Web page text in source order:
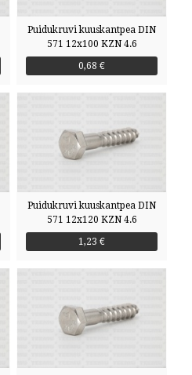
Puidukruvi kuuskantpea DIN
571 12x100 KZN 4.6
0,68 €
Puidukruvi kuuskantpea DIN
571 12x120 KZN 4.6
1,23 €